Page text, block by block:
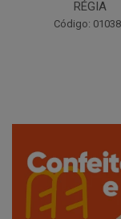
Código: 042389